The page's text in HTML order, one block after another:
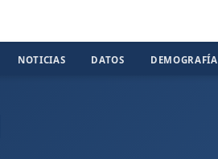
NOTICIAS DATOS DEMOGRAFÍA